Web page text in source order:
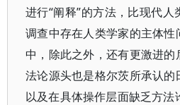
进行“阐释”的方法，比现代
调查中存在人类学家的主体
中，除此之外，还有更激进
法论源头也是格尔茨所承认的
以及在具体操作层面缺乏方